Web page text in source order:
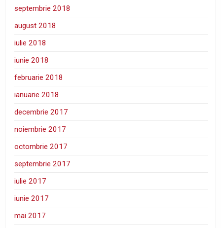
septembrie 2018
august 2018
iulie 2018
iunie 2018
februarie 2018
ianuarie 2018
decembrie 2017
noiembrie 2017
octombrie 2017
septembrie 2017
iulie 2017
iunie 2017
mai 2017